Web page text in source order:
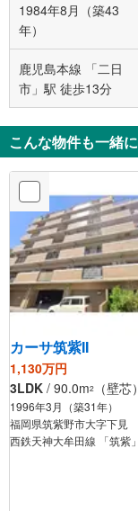
1984年8月（築43
年）
鹿児島本線 「二日
市」駅 徒歩13分
こんな物件も一緒
カーサ筑紫II
1,130万円
3LDK / 90.0m2 （壁芯）
1996年3月（築31年）
福岡県筑紫野市大字下見
西鉄天神大牟田線 「筑紫